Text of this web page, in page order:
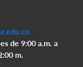
de 9:00 a.m. a
m.